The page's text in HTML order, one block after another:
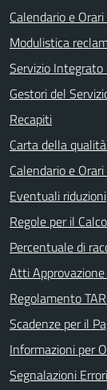
Calendario e
Modulistica
Servizio
Gestori del
Recapiti
Carta della
Calendario e
Eventuali riduzioni
Regole per il
Percentuale di
Atti
Regolamento
Scadenze per il
Informazioni per
Segnalazioni